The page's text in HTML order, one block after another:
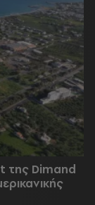
της Dimand